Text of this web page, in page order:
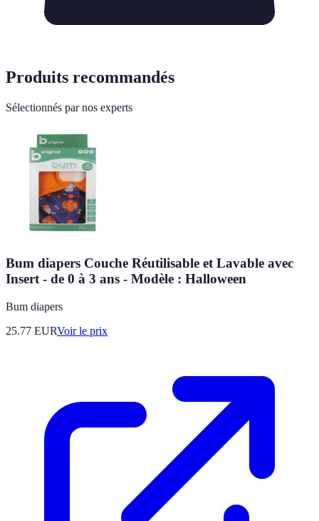
Produits recommandés
Sélectionnés par nos experts
Bum diapers Couche Réutilisable et Lavable avec
Insert - de 0 à 3 ans - Modèle : Halloween
Bum diapers
25.77 EURVoir le prix